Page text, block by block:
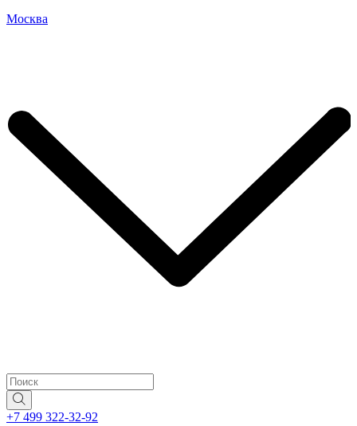
Москва
+7 499 322-32-92